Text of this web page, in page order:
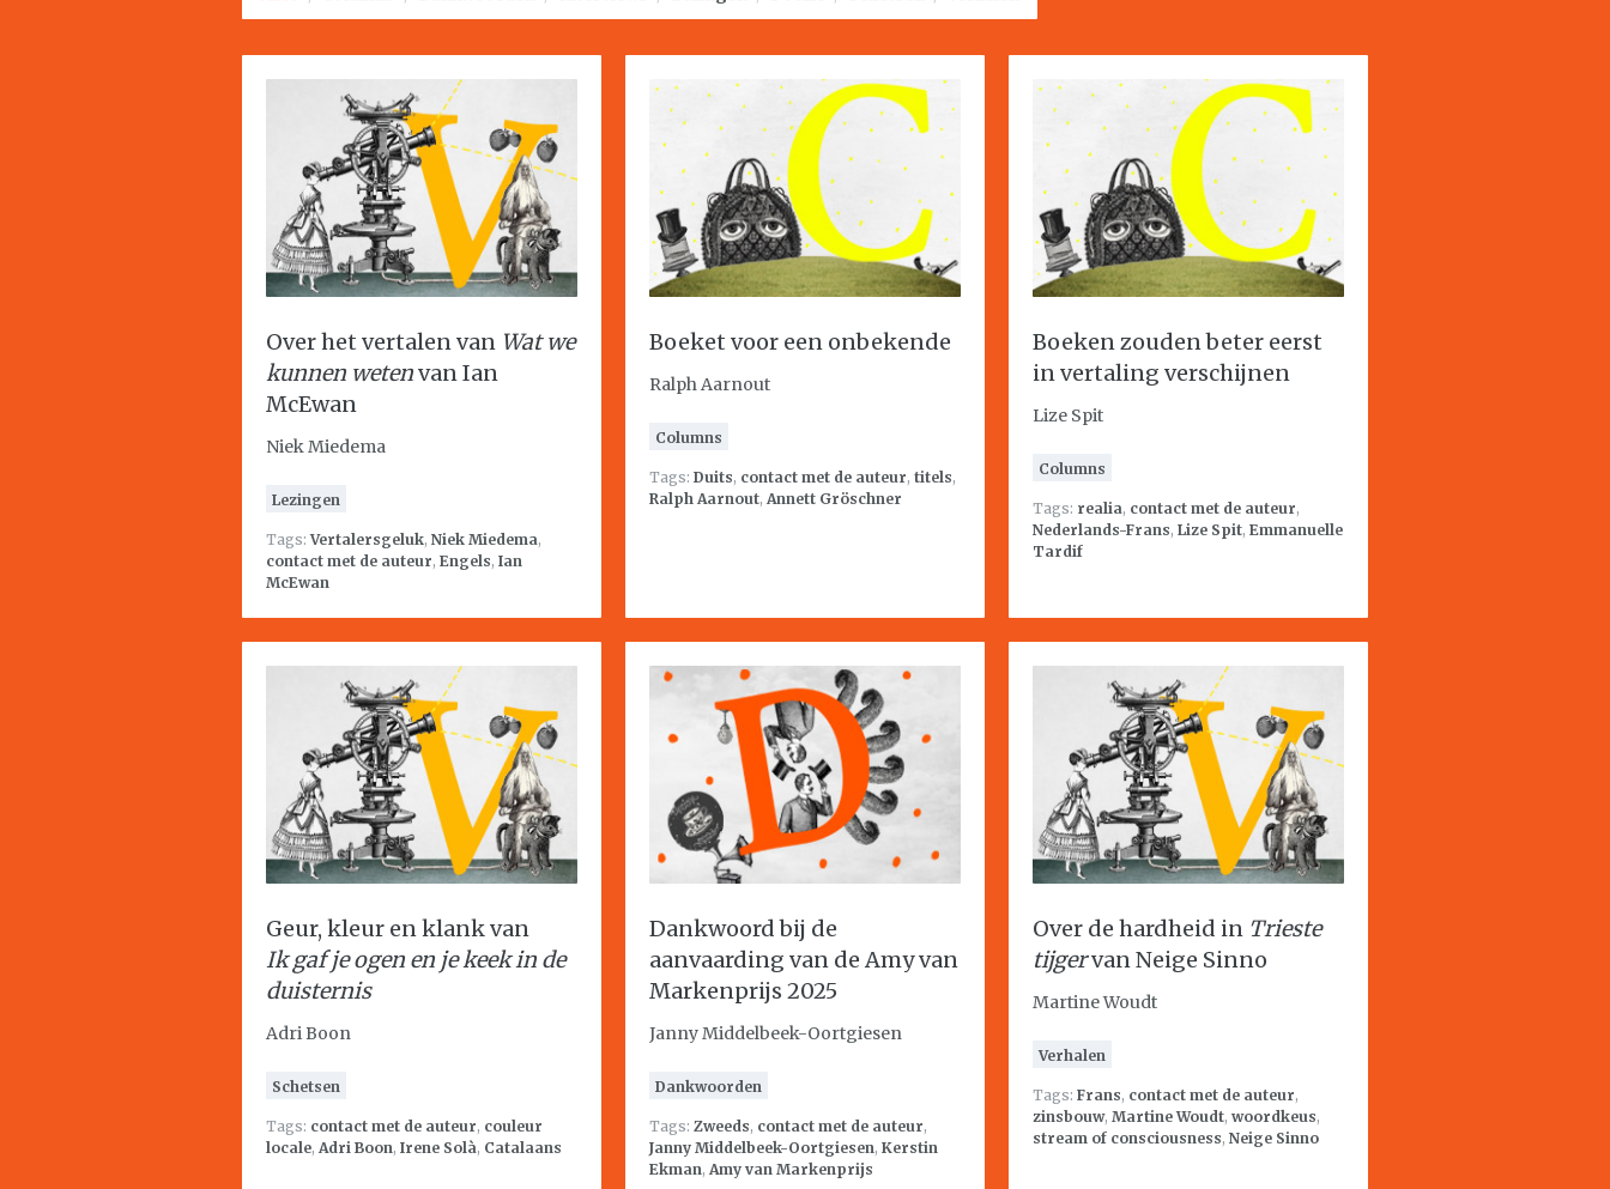
Over het vertalen van Wat we
kunnen wetenvan Ian
McEwan
Niek Miedema
Lezingen
Tags:Vertalersgeluk, Niek Miedema,
contact met de auteur, Engels, Ian
McEwan
Boeket voor een onbekende
Ralph Aarnout
Columns
Tags: Duits, contact met de auteur, titels,
Ralph Aarnout, Annett Gröschner
Boeken zouden beter eerst
in vertaling verschijnen
Lize Spit
Columns
Tags: realia, contact met de auteur,
Nederlands-Frans, Lize Spit, Emmanuelle
Tardif
Geur, kleur en klank van
Ik gaf je ogen en je keek in de
duisternis
Adri Boon
Schetsen
Tags: contact met de auteur, couleur
locale, Adri Boon, Irene Solà, Catalaans
Dankwoord bij de
aanvaarding van de Amy van
Markenprijs 2025
Janny Middelbeek-Oortgiesen
Dankwoorden
Tags: Zweeds, contact met de auteur,
Janny Middelbeek-Oortgiesen, Kerstin
Ekman, Amy van Markenprijs
Over de hardheid in Trieste
tijgervan Neige Sinno
Martine Woudt
Verhalen
Tags: Frans, contact met de auteur,
zinsbouw, Martine Woudt, woordkeus,
stream of consciousness, Neige Sinno